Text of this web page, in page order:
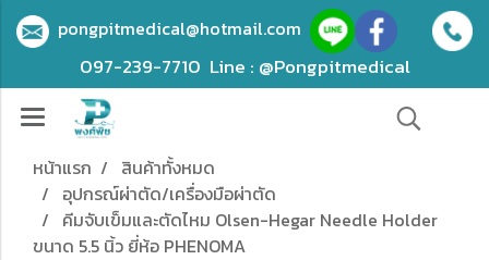
pongpitmedical@hotmail.com
097-239-7710 Line : @Pongpitmedical
หน้าแรก
สินค้าทั้งหมด
อุปกรณ์ผ่าตัด/เครื่องมือผ่าตัด
คีมจับเข็มและตัดไหม Olsen-Hegar Needle Holder
ขนาด 5.5 นิ้ว ยี่ห้อ PHENOMA